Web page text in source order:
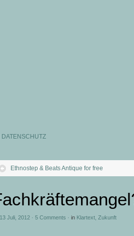
DATENSCHUTZ
Ethnostep & Beats Antique for free
13 Juli, 2012 · 5 Comments · in Klartext Zukunft